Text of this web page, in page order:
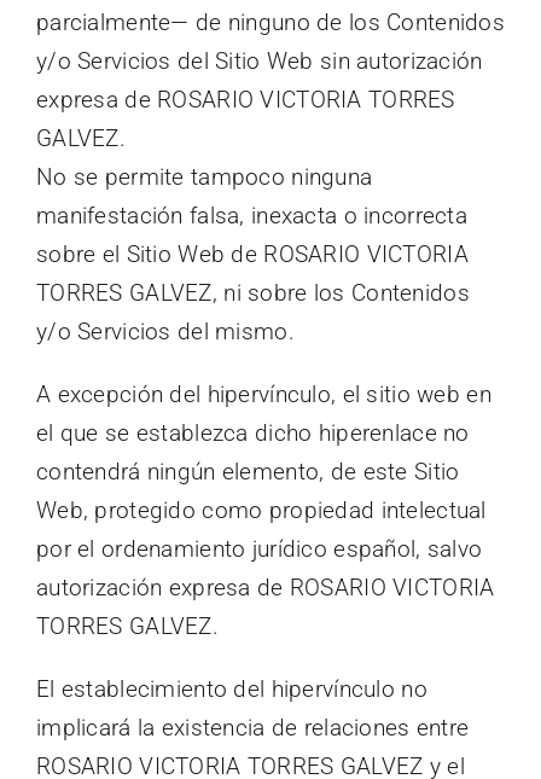
parcialmente— de ninguno de los Contenidos
y/o Servicios del Sitio Web sin autorización
expresa de ROSARIO VICTORIA TORRES
GALVEZ.
No se permite tampoco ninguna
manifestación falsa, inexacta o incorrecta
sobre el Sitio Web de ROSARIO VICTORIA
TORRES GALVEZ, ni sobre los Contenidos
y/o Servicios del mismo.
A excepción del hipervínculo, el sitio web en
el que se establezca dicho hiperenlace no
contendrá ningún elemento, de este Sitio
Web, protegido como propiedad intelectual
por el ordenamiento jurídico español, salvo
autorización expresa de ROSARIO VICTORIA
TORRES GALVEZ.
El establecimiento del hipervínculo no
implicará la existencia de relaciones entre
ROSARIO VICTORIA TORRES GALVEZ y el